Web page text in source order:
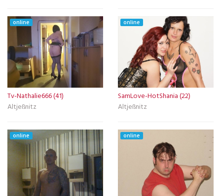
online
Tv-Nathalie666 (41)
Altjeßnitz
online
SamLove-HotShania (22)
Altjeßnitz
online online